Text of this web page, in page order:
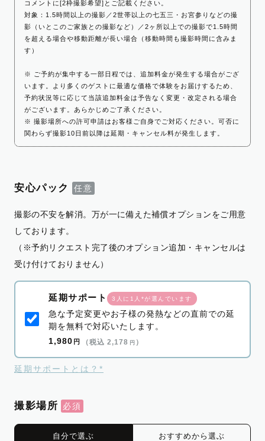
コメントに[2枠撮影希望]とご記載ください。
対象：1.5時間以上の撮影／2世帯以上の七五三・お宮参りなどの撮
影（いとこのご家族との撮影など）／2ヶ所以上での撮影で1.5時間
を超える場合や移動距離が長い場合（移動時間も撮影時間に含みま
す）
※ ご予約が集中する一部日程では、追加料金が発生する場合がござ
います。より多くのゲストに最適な価格で体験をお届けするため、
予約状況等に応じて当該追加料金は予告なく変更・改定される場合
がございます。あらかじめご了承ください。
※ 撮影場所への許可申請はお客様ご自身でご対応ください。可否に
関わらず撮影10日前以降は延期・キャンセル料が発生します。
安心パック
撮影の不安を解消。万が一に備えた補償オプションをご用意
しております。
（※予約リクエスト完了後のオプション追加・キャンセルは
受け付けておりません）
延期サポート 3人に1人*が選んでいます
急な予定変更やお子様の発熱などの直前での延
期を無料で対応いたします。
1,980 円 （税込 2,178 円 ）
延期サポートとは？*
撮影場所
自分で選ぶ おすすめから選ぶ